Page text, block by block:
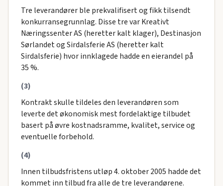
Tre leverandører ble prekvalifisert og fikk tilsendt
konkurransegrunnlag. Disse tre var Kreativt
Næringssenter AS (heretter kalt klager), Destinasjon
Sørlandet og Sirdalsferie AS (heretter kalt
Sirdalsferie) hvor innklagede hadde en eierandel på
35 %.
(3)
Kontrakt skulle tildeles den leverandøren som
leverte det økonomisk mest fordelaktige tilbudet
basert på øvre kostnadsramme, kvalitet, service og
eventuelle forbehold.
(4)
Innen tilbudsfristens utløp 4. oktober 2005 hadde det
kommet inn tilbud fra alle de tre leverandørene.